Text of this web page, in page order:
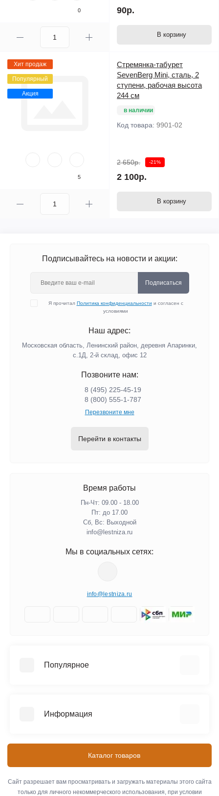
0 90р.
В корзину
Хит продаж
Популярный
Акция
5
Стремянка-табурет
SevenBerg Mini, сталь, 2
ступени, рабочая высота
244 см
в наличии
Код товара: 9901-02
2 650р. -21%
2 100р.
В корзину
Подписывайтесь на новости и акции:
Подписаться
Я прочитал Политика конфиденциальности и согласен с
условиями
Наш адрес:
Московская область, Ленинский район, деревня Апаринки,
с.1Д, 2-й склад, офис 12
Позвоните нам:
8 (495) 225-45-19
8 (800) 555-1-787
Перезвоните мне
Перейти в контакты
Время работы
Пн-Чт: 09.00 - 18.00
Пт: до 17.00
Сб, Вс: Выходной
info@lestniza.ru
Мы в социальных сетях:
info@lestniza.ru
Популярное
Четырехсекционные лестницы
SEVENBERG (Россия)
АЛЮМЕТ (Россия)
Информация
Оплата
О компании
Каталог товаров
Сайт разрешает вам просматривать и загружать материалы этого сайта
только для личного некоммерческого использования, при условии